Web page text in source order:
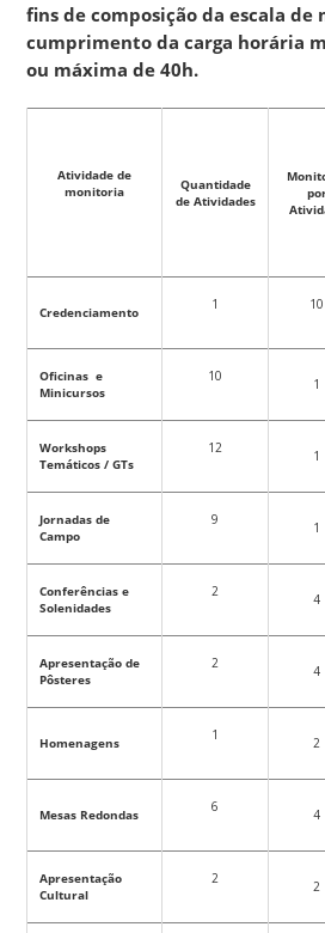
fins de composição da escala de
cumprimento da carga horária
ou máxima de 40h.
Atividade de
monitoria
Quantidade
de Atividades
Credenciamento 1 10
Oficinas e
Minicursos
10 1
Workshops
Temáticos / GTs
12 1
Jornadas de
Campo
9 1
Conferências e
Solenidades
2 4
Apresentação de
Pôsteres
2 4
Homenagens 1 2
Mesas Redondas 6 4
Apresentação
Cultural
2 2